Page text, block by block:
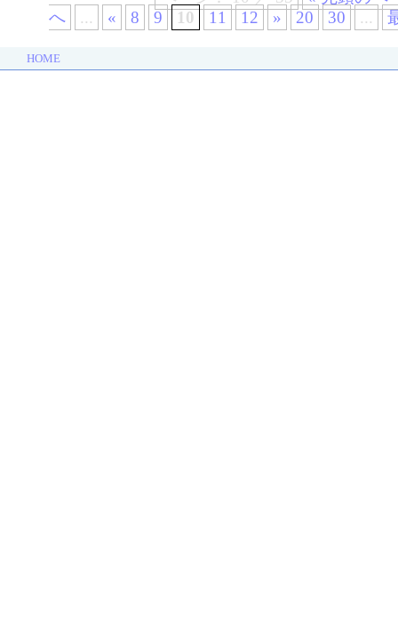
へ
... « 8 9 10 11 12 » 20 30 ...
HOME